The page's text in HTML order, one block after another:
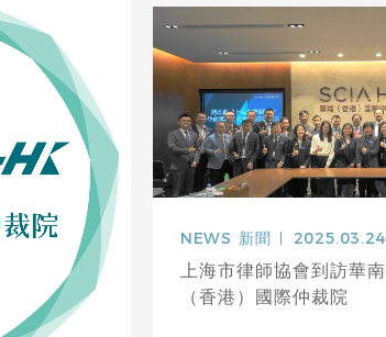
NEWS 新聞 2025.03.24
上海市律師協會到訪華南
（香港）國際仲裁院